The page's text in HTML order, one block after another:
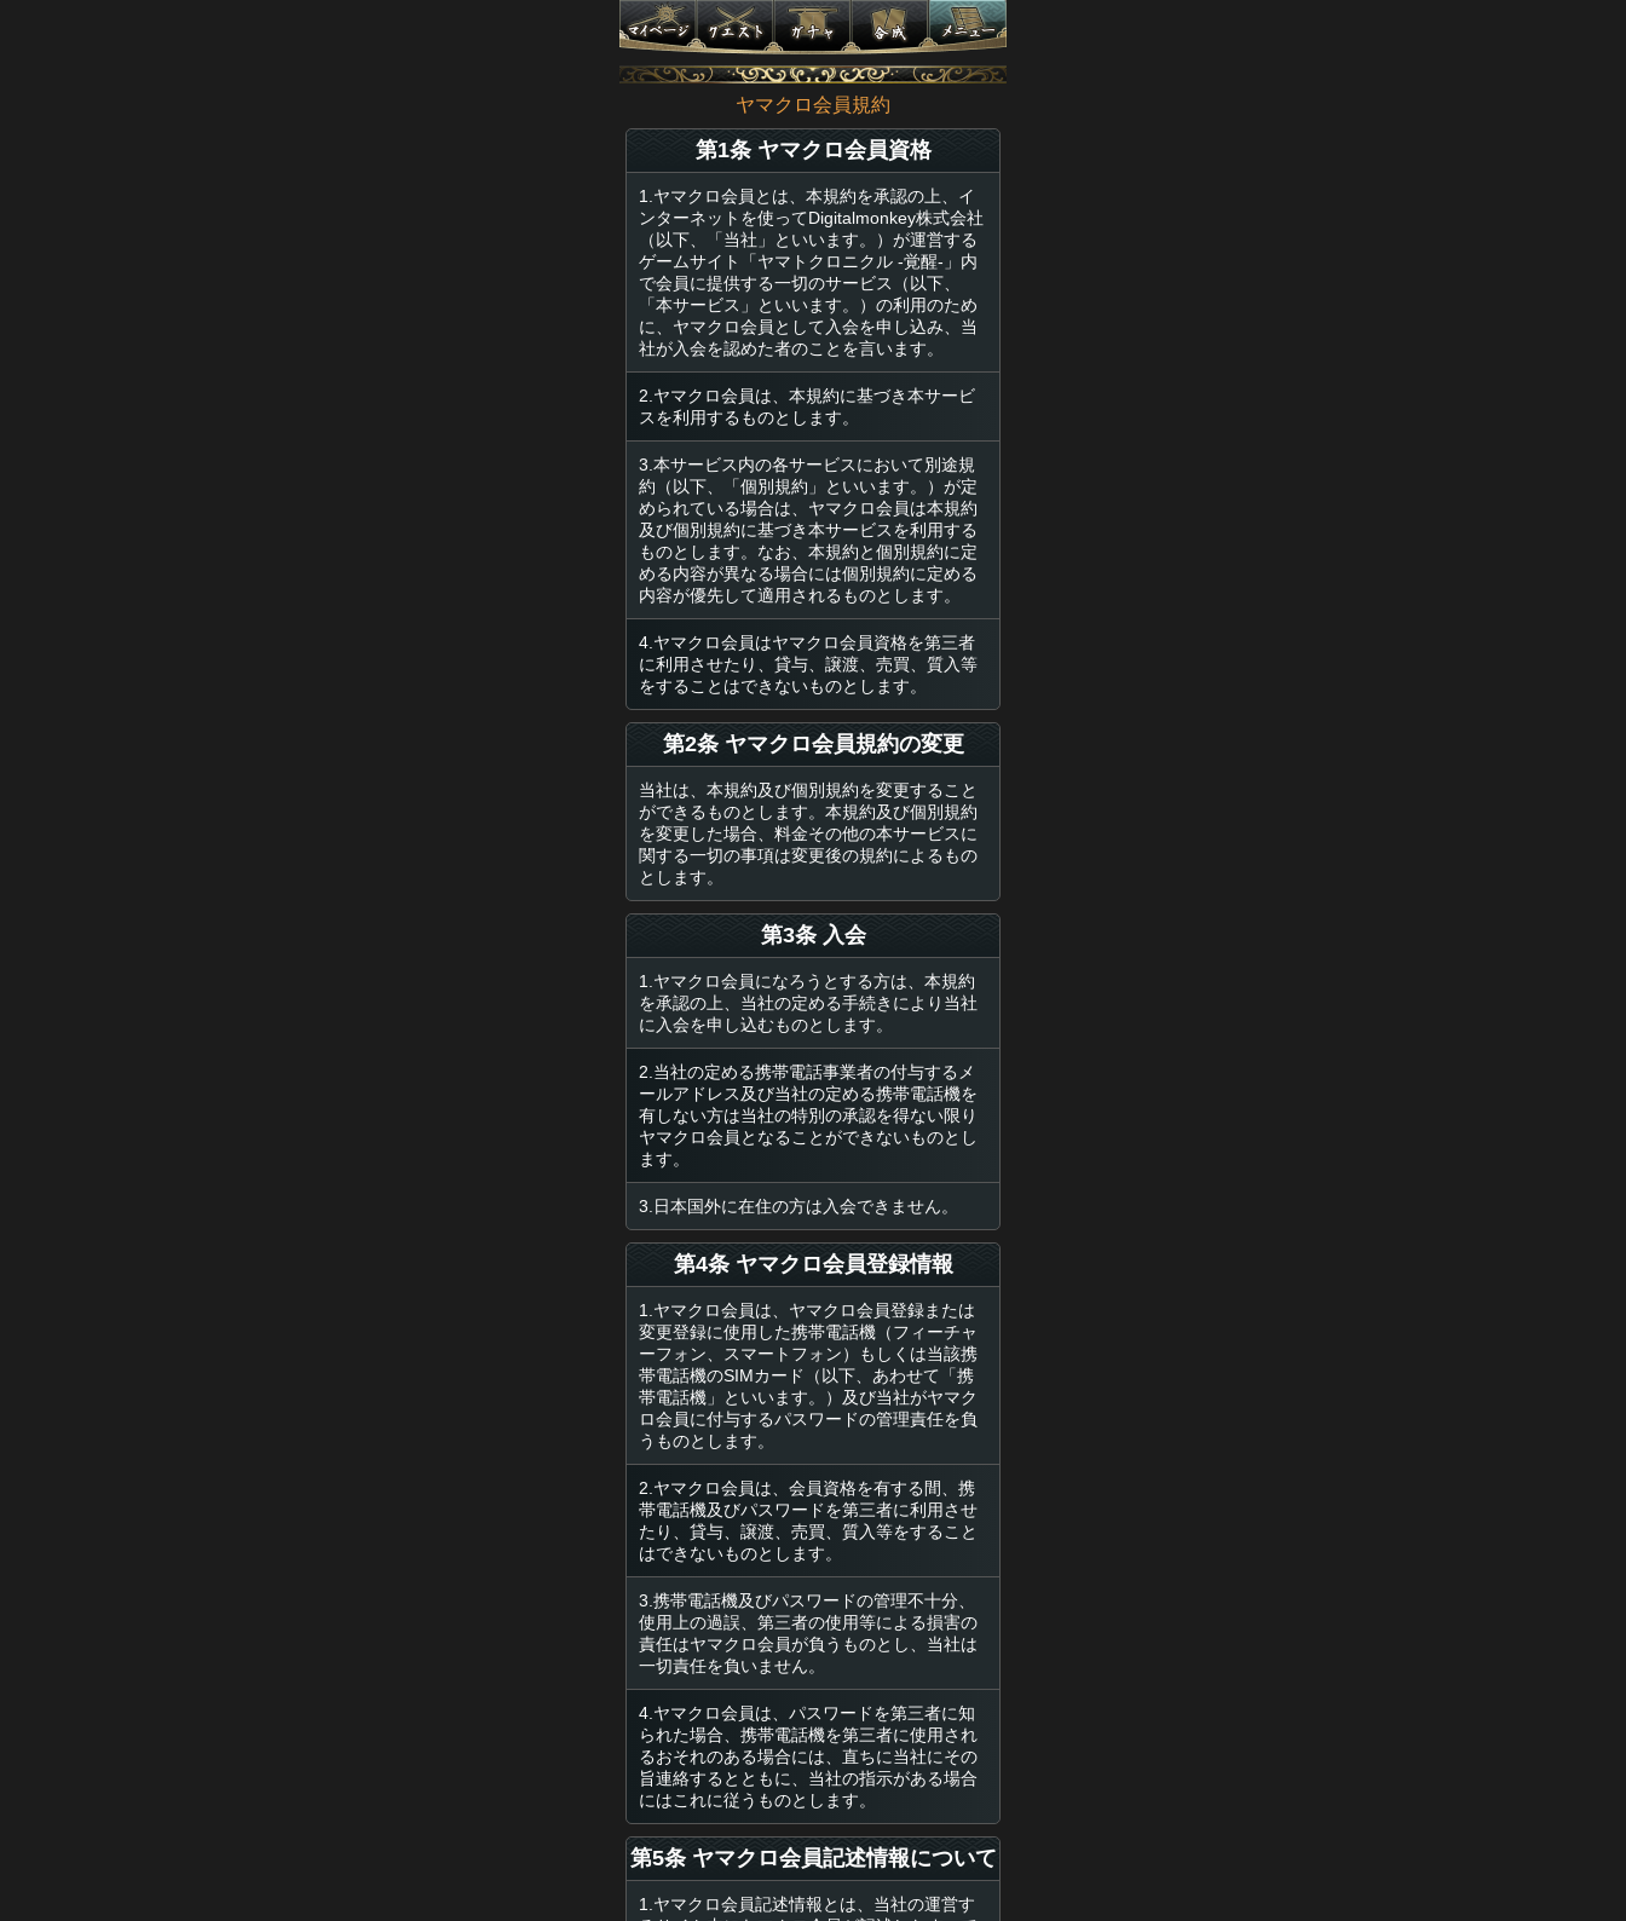
ヤマクロ会員規約
第1条 ヤマクロ会員資格
1.ヤマクロ会員とは、本規約を承認の上、イ
ンターネットを使ってDigitalmonkey株式会社
（以下、「当社」といいます。）が運営する
ゲームサイト「ヤマトクロニクル -覚醒-」内
で会員に提供する一切のサービス（以下、
「本サービス」といいます。）の利用のため
に、ヤマクロ会員として入会を申し込み、当
社が入会を認めた者のことを言います。
2.ヤマクロ会員は、本規約に基づき本サービ
スを利用するものとします。
3.本サービス内の各サービスにおいて別途規
約（以下、「個別規約」といいます。）が定
められている場合は、ヤマクロ会員は本規約
及び個別規約に基づき本サービスを利用する
ものとします。なお、本規約と個別規約に定
める内容が異なる場合には個別規約に定める
内容が優先して適用されるものとします。
4.ヤマクロ会員はヤマクロ会員資格を第三者
に利用させたり、貸与、譲渡、売買、質入等
をすることはできないものとします。
第2条 ヤマクロ会員規約の変更
当社は、本規約及び個別規約を変更すること
ができるものとします。本規約及び個別規約
を変更した場合、料金その他の本サービスに
関する一切の事項は変更後の規約によるもの
とします。
第3条 入会
1.ヤマクロ会員になろうとする方は、本規約
を承認の上、当社の定める手続きにより当社
に入会を申し込むものとします。
2.当社の定める携帯電話事業者の付与するメ
ールアドレス及び当社の定める携帯電話機を
有しない方は当社の特別の承認を得ない限り
ヤマクロ会員となることができないものとし
ます。
3.日本国外に在住の方は入会できません。
第4条 ヤマクロ会員登録情報
1.ヤマクロ会員は、ヤマクロ会員登録または
変更登録に使用した携帯電話機（フィーチャ
ーフォン、スマートフォン）もしくは当該携
帯電話機のSIMカード（以下、あわせて「携
帯電話機」といいます。）及び当社がヤマク
ロ会員に付与するパスワードの管理責任を負
うものとします。
2.ヤマクロ会員は、会員資格を有する間、携
帯電話機及びパスワードを第三者に利用させ
たり、貸与、譲渡、売買、質入等をすること
はできないものとします。
3.携帯電話機及びパスワードの管理不十分、
使用上の過誤、第三者の使用等による損害の
責任はヤマクロ会員が負うものとし、当社は
一切責任を負いません。
4.ヤマクロ会員は、パスワードを第三者に知
られた場合、携帯電話機を第三者に使用され
るおそれのある場合には、直ちに当社にその
旨連絡するとともに、当社の指示がある場合
にはこれに従うものとします。
第5条 ヤマクロ会員記述情報について
1.ヤマクロ会員記述情報とは、当社の運営す